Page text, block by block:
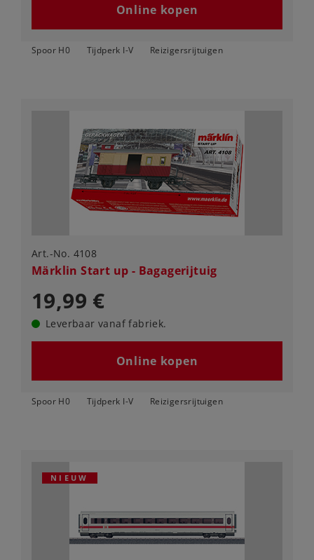
Online kopen
Spoor H0 Tijdperk I-V Reizigersrijtuigen
Art.-No. 4108
Märklin Start up - Bagagerijtuig
19,99 €
Leverbaar vanaf fabriek.
Online kopen
Spoor H0 Tijdperk I-V Reizigersrijtuigen
NIEUW